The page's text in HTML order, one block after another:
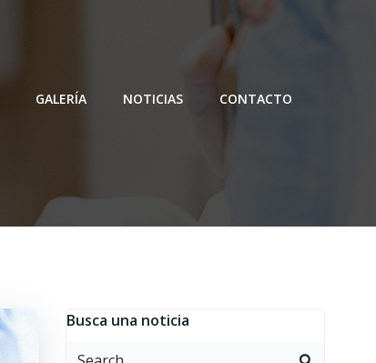
GALERÍA NOTICIAS CONTACTO
Busca una noticia
Search